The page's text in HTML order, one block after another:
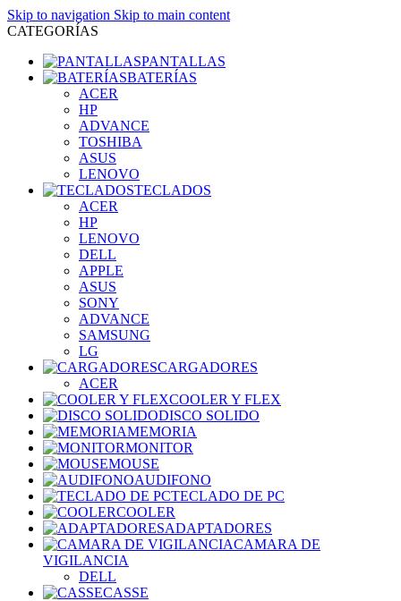
Skip to navigation Skip to main content
CATEGORÍAS
PANTALLAS
BATERÍAS
ACER
HP
ADVANCE
TOSHIBA
ASUS
LENOVO
TECLADOS
ACER
HP
LENOVO
DELL
APPLE
ASUS
SONY
ADVANCE
SAMSUNG
LG
CARGADORES
ACER
COOLER Y FLEX
DISCO SOLIDO
MEMORIA
MONITOR
MOUSE
AUDIFONO
TECLADO DE PC
COOLER
ADAPTADORES
CAMARA DE
VIGILANCIA
DELL
CASSE